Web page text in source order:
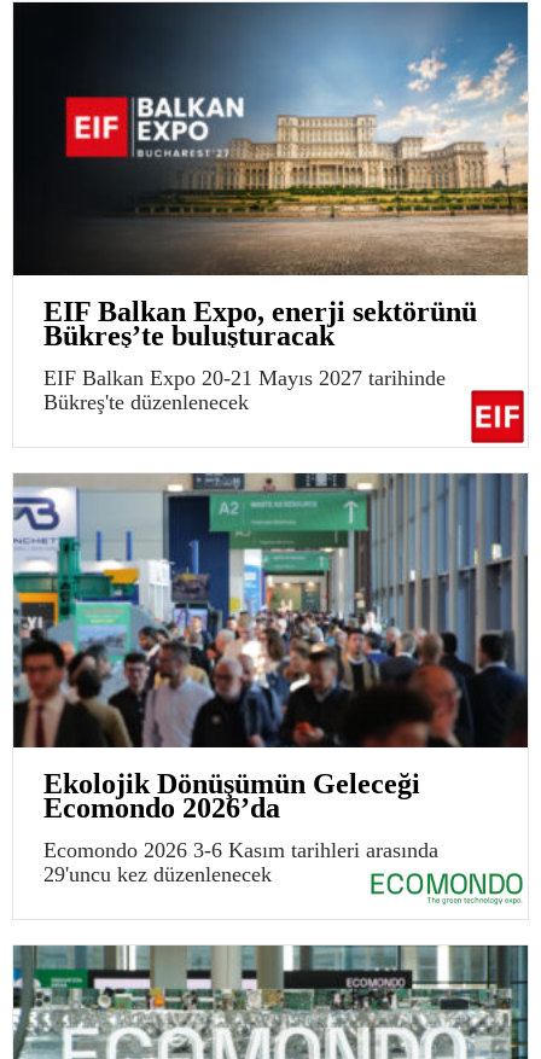
EIF Balkan Expo, enerji sektörünü
Bükreş’te buluşturacak
EIF Balkan Expo 20-21 Mayıs 2027 tarihinde
Bükreş'te düzenlenecek
Ekolojik Dönüşümün Geleceği
Ecomondo 2026’da
Ecomondo 2026 3-6 Kasım tarihleri arasında
29'uncu kez düzenlenecek